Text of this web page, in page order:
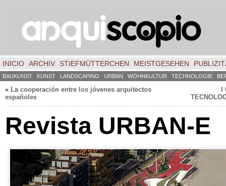
INICIO ARCHIV STIEFMÜTTERCHEN MEISTGESEHEN
BAUKUNST KUNST LANDSCAPING URBAN WOHNKULTUR TECHNOLOGIE
« La cooperación entre los jóvenes arquitectos
españoles
Revista URBAN-E